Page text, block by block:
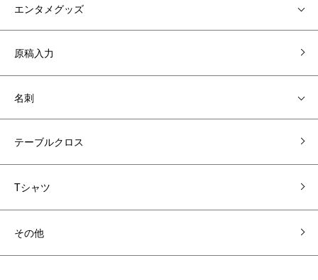
エンタメグッズ
原稿入力
名刺
テーブルクロス
Tシャツ
その他